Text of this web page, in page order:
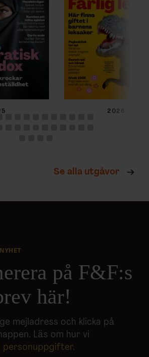
2026/4
Se alla utgåvor
på F&F:s
här!
mejladress och klicka på
Läs om hur vi
personuppgifter.